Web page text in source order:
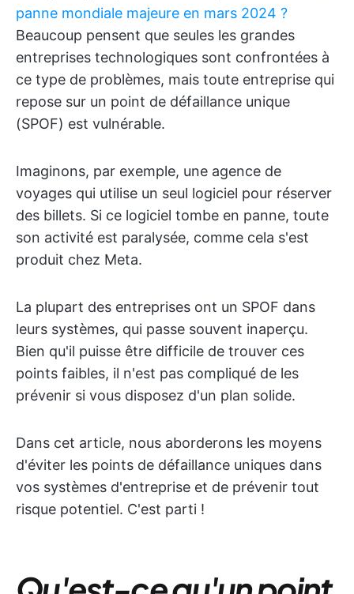
panne mondiale majeure en mars 2024 ?
Beaucoup pensent que seules les grandes
entreprises technologiques sont confrontées à
ce type de problèmes, mais toute entreprise qui
repose sur un point de défaillance unique
(SPOF) est vulnérable.
Imaginons, par exemple, une agence de
voyages qui utilise un seul logiciel pour réserver
des billets. Si ce logiciel tombe en panne, toute
son activité est paralysée, comme cela s'est
produit chez Meta.
La plupart des entreprises ont un SPOF dans
leurs systèmes, qui passe souvent inaperçu.
Bien qu'il puisse être difficile de trouver ces
points faibles, il n'est pas compliqué de les
prévenir si vous disposez d'un plan solide.
Dans cet article, nous aborderons les moyens
d'éviter les points de défaillance uniques dans
vos systèmes d'entreprise et de prévenir tout
risque potentiel. C'est parti !